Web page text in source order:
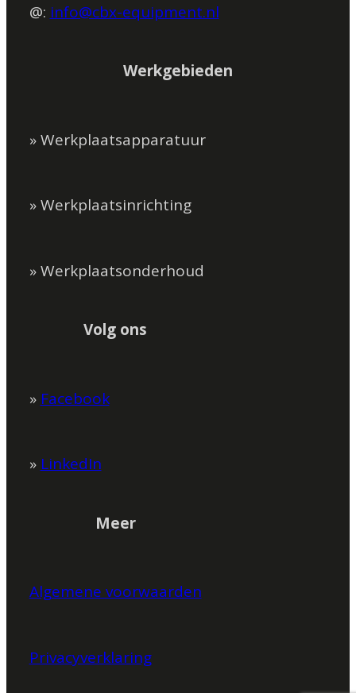
@: info@cbx-equipment.nl
Werkgebieden
» Werkplaatsapparatuur
» Werkplaatsinrichting
» Werkplaatsonderhoud
Volg ons
» Facebook
» LinkedIn
Meer
Algemene voorwaarden
Privacyverklaring